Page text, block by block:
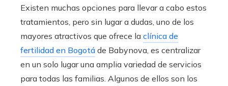
Existen muchas opciones para llevar a cabo estos
tratamientos, pero sin lugar a dudas, uno de los
mayores atractivos que ofrece la clínica de
fertilidad en Bogotá de Babynova, es centralizar
en un solo lugar una amplia variedad de servicios
para todas las familias. Algunos de ellos son los